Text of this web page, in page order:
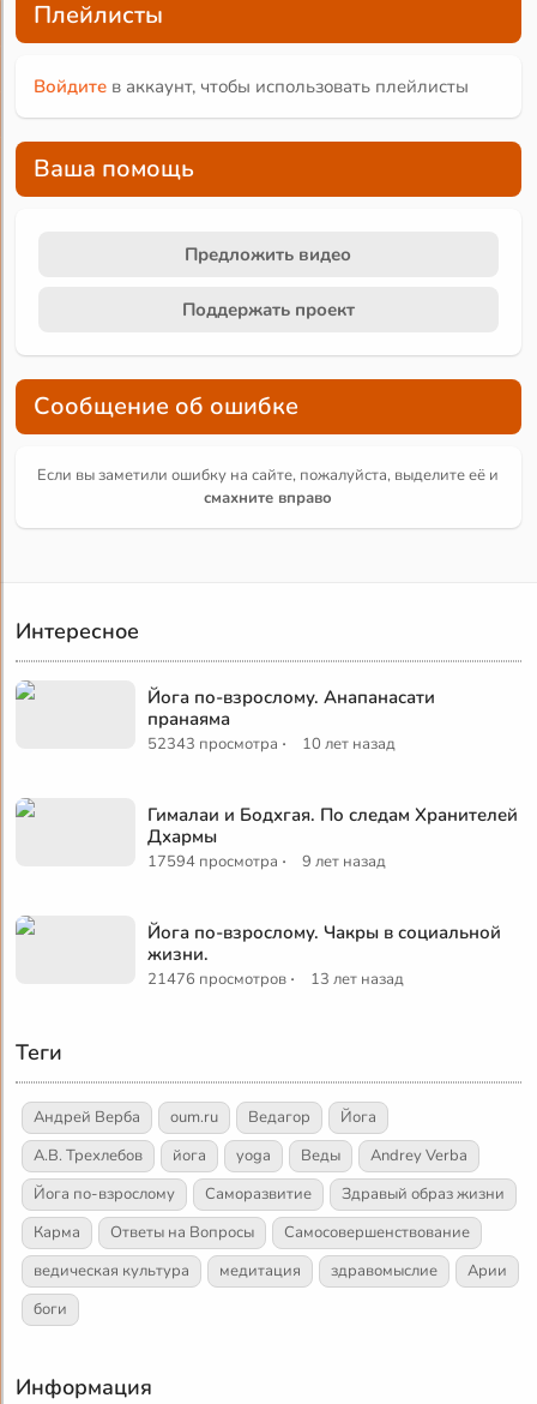
Плейлисты
Войдите в аккаунт, чтобы использовать плейлисты
Ваша помощь
Предложить видео
Поддержать проект
Сообщение об ошибке
Если вы заметили ошибку на сайте, пожалуйста, выделите её и
смахните вправо
Интересное
Йога по-взрослому. Анапанасати
пранаяма
52343 просмотра · 10 лет назад
Гималаи и Бодхгая. По следам Хранителей
Дхармы
17594 просмотра · 9 лет назад
Йога по-взрослому. Чакры в социальной
жизни.
21476 просмотров · 13 лет назад
Теги
Андрей Верба oum.ru Ведагор
Йога
А.В. Трехлебов
йога yoga Веды
Andrey Verba
Йога по-взрослому
Саморазвитие
Здравый образ жизни
Карма
Ответы на Вопросы
Самосовершенствование
ведическая культура
медитация здравомыслие
Арии
боги
Информация